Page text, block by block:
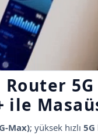
ile
Max); yüksek hızlı 5G